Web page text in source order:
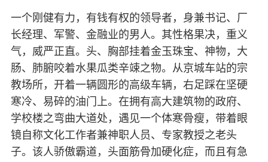
一个刚健有力，有钱有权的领导者，身兼书记、厂
长经理、军警、金融业的男人。其性格果决，重义
气，威严正直。头、胸部挂着金玉珠宝、神物，大
肠、肺腑咬着水果瓜类辛竦之物。从京城车站的宗
教场所，开着一辆圆形的高级车辆，右足踩在坚硬
寒冷、易碎的油门上。在拥有高大建筑物的政府、
学校楼之弯曲大道处，遇见一个体寒骨瘦，带着眼
镜自称文化工作者兼神职人员、专家教授之老头
子。该人骄傲霸道，头面筋骨加硬化症，而且有急